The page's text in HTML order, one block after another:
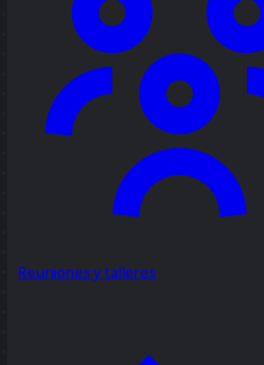
Reuniones y talleres